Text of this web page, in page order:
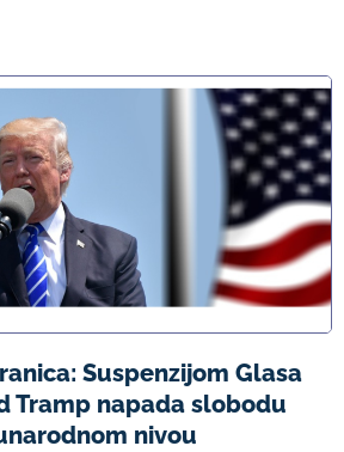
Suspenzijom Glasa
Tramp napada slobodu
nivou